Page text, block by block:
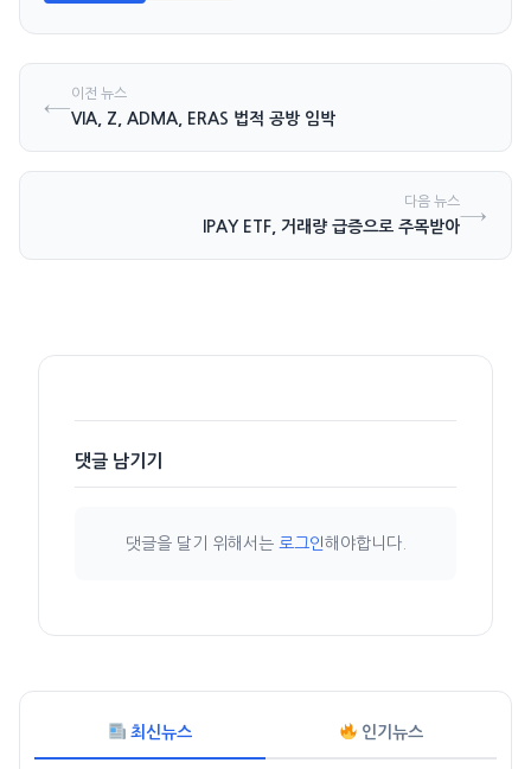
←이전 뉴스
VIA, Z, ADMA, ERAS 법적 공방 임박
다음 뉴스
IPAY ETF, 거래량 급증으로 주목받아→
댓글 남기기
댓글을 달기 위해서는 로그인해야합니다.
최신뉴스 인기뉴스